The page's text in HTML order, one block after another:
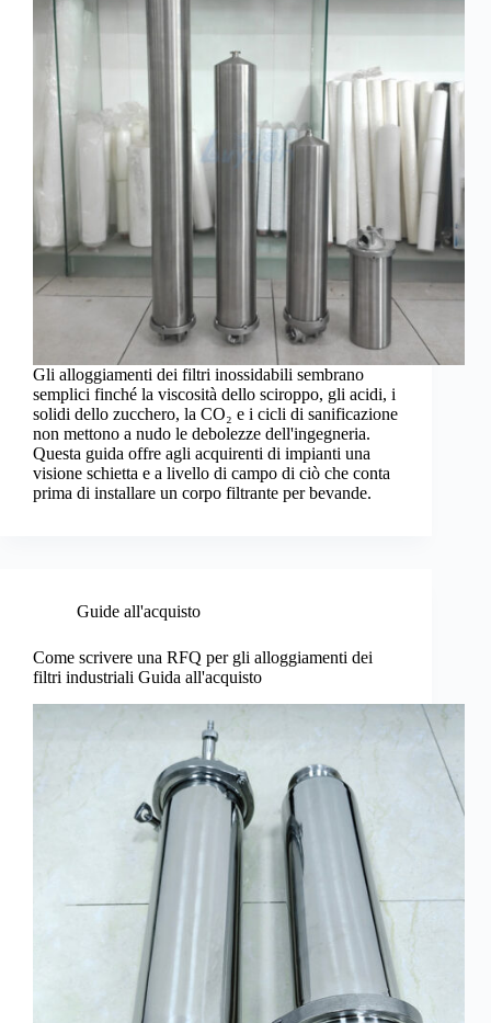
Gli alloggiamenti dei filtri inossidabili sembrano
semplici finché la viscosità dello sciroppo, gli acidi, i
solidi dello zucchero, la CO₂ e i cicli di sanificazione
non mettono a nudo le debolezze dell'ingegneria.
Questa guida offre agli acquirenti di impianti una
visione schietta e a livello di campo di ciò che conta
prima di installare un corpo filtrante per bevande.
Guide all'acquisto
Come scrivere una RFQ per gli alloggiamenti dei
filtri industriali Guida all'acquisto